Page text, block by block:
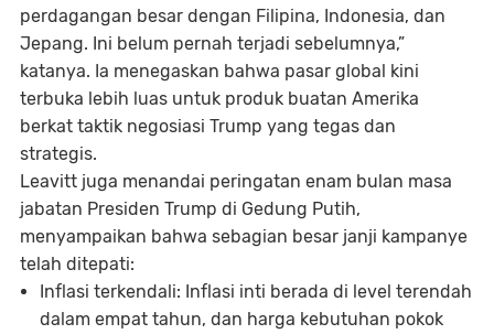
perdagangan besar dengan Filipina, Indonesia, dan
Jepang. Ini belum pernah terjadi sebelumnya,”
katanya. Ia menegaskan bahwa pasar global kini
terbuka lebih luas untuk produk buatan Amerika
berkat taktik negosiasi Trump yang tegas dan
strategis.
Leavitt juga menandai peringatan enam bulan masa
jabatan Presiden Trump di Gedung Putih,
menyampaikan bahwa sebagian besar janji kampanye
telah ditepati:
Inflasi terkendali: Inflasi inti berada di level terendah
dalam empat tahun, dan harga kebutuhan pokok